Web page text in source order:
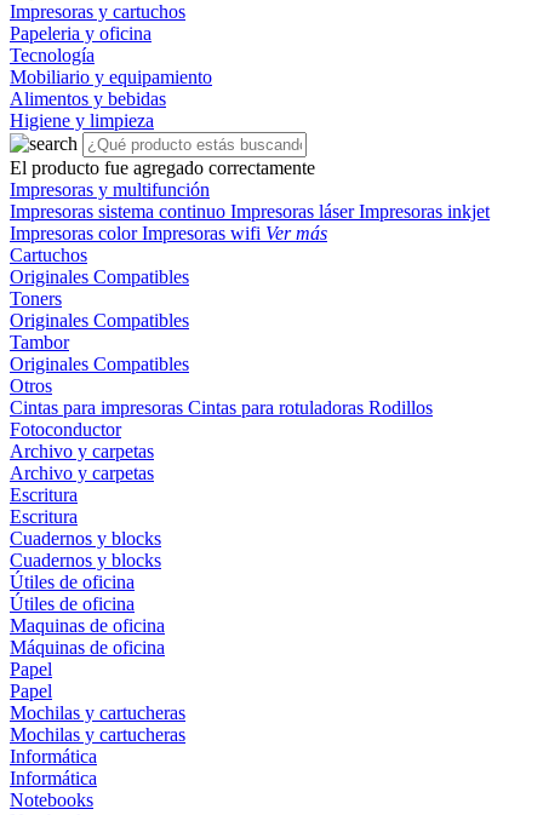
Impresoras y cartuchos
Papeleria y oficina
Tecnología
Mobiliario y equipamiento
Alimentos y bebidas
Higiene y limpieza
El producto fue agregado correctamente
Impresoras y multifunción
Impresoras sistema continuo Impresoras láserImpresoras inkjet
Impresoras colorImpresoras wifi Ver más
Cartuchos
Originales Compatibles
Toners
Originales Compatibles
Tambor
Originales Compatibles
Otros
Cintas para impresoras Cintas para rotuladoras Rodillos
Fotoconductor
Archivo y carpetas
Archivo y carpetas
Escritura
Escritura
Cuadernos y blocks
Cuadernos y blocks
Útiles de oficina
Útiles de oficina
Maquinas de oficina
Máquinas de oficina
Papel
Papel
Mochilas y cartucheras
Mochilas y cartucheras
Informática
Informática
Notebooks